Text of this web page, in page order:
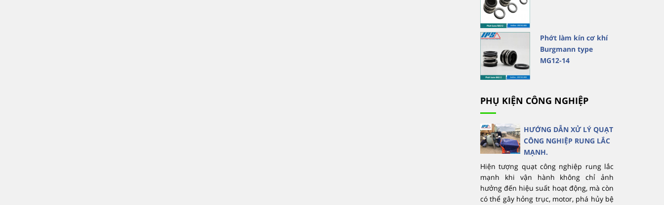
Phớt làm kín cơ khí
Burgmann type
MG12-14
PHỤ KIỆN CÔNG NGHIỆP
HƯỚNG DẪN XỬ LÝ QUẠT
CÔNG NGHIỆP RUNG LẮC
MẠNH.
Hiện tượng quạt công nghiệp rung lắc
mạnh khi vận hành không chỉ ảnh
hưởng đến hiệu suất hoạt động, mà còn
có thể gây hỏng trục, motor, phá hủy bệ